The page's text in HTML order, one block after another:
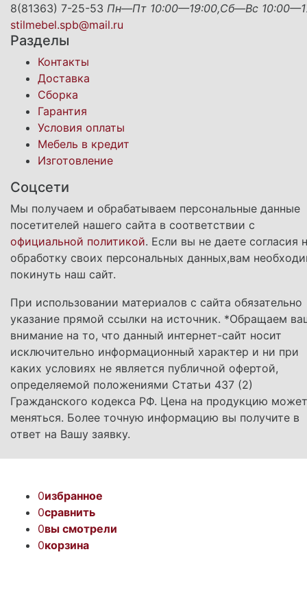
8(81363) 7-25-53 Пн—Пт 10:00—19:00,Сб—Вс
stilmebel.spb@mail.ru
Разделы
Контакты
Доставка
Сборка
Гарантия
Условия оплаты
Мебель в кредит
Изготовление
Соцсети
Мы получаем и обрабатываем персональные данные
посетителей нашего сайта в соответствии с
официальной политикой. Если вы не даете согласия
обработку своих персональных данных,вам
покинуть наш сайт.
При использовании материалов с сайта обязательно
указание прямой ссылки на источник. *Обращаем
внимание на то, что данный интернет-сайт носит
исключительно информационный характер и ни при
каких условиях не является публичной офертой,
определяемой положениями Статьи 437 (2)
Гражданского кодекса РФ. Цена на продукцию может
меняться. Более точную информацию вы получите в
ответ на Вашу заявку.
0избранное
0сравнить
0вы смотрели
0корзина